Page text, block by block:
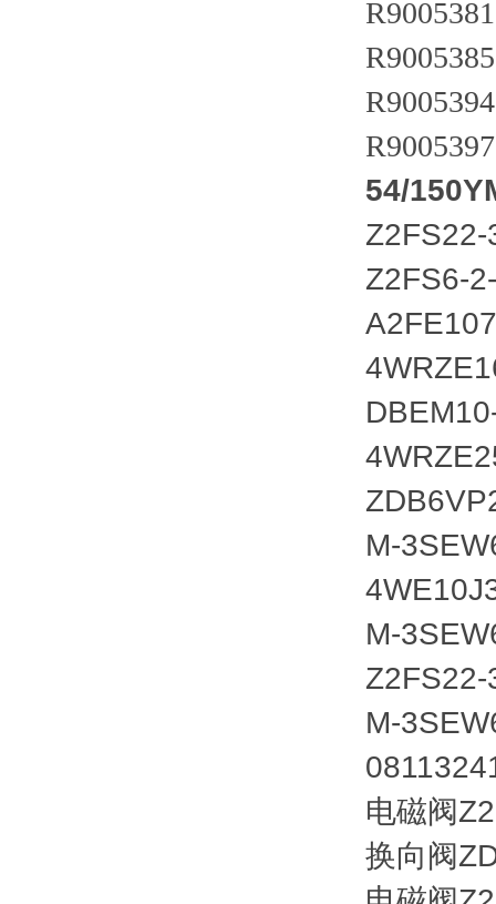
54/
Z2FS6-
M-
M-
M-
电磁阀
换向阀